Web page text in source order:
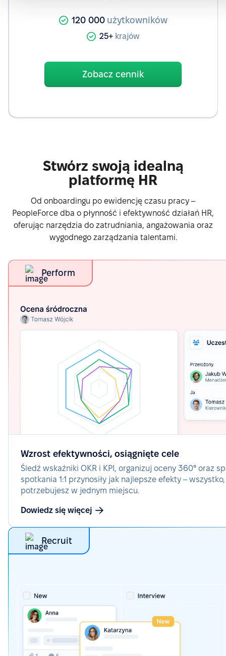
120 000 użytkowników
25+ krajów
Zobacz cennik
Stwórz swoją idealną
platformę HR
Od onboardingu po ewidencję czasu pracy –
PeopleForce dba o płynność i efektywność działań HR,
oferując narzędzia do zatrudniania, angażowania oraz
wygodnego zarządzania talentami.
Perform
Wzrost efektywności, osiągnięte cele
Śledź wskaźniki OKR i KPI, organizuj oceny 360° oraz
spotkania 1:1 przynosiły jak najlepsze efekty –
potrzebujesz w jednym miejscu.
Dowiedz się więcej
Recruit